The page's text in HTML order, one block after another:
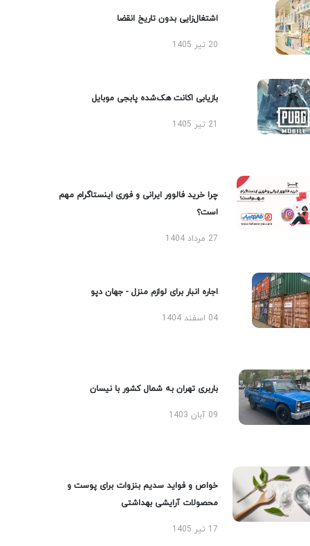
اشتغال‌زایی بدون تاریخ انقضا
20 تیر 1405
بازیابی اکانت هک‌شده پابجی موبایل
چرا خرید فالوور ایرانی و فوری اینستاگرام مهم
است؟
27 مرداد 1404
اجاره انبار برای لوازم منزل - جهان دپو
04 اسفند 1404
باربری تهران به شمال کشور با نیسان
09 آبان 1403
خواص و فواید سدیم بنزوات برای پوست و
محصولات آرایشی بهداشتی
17 تیر 1405